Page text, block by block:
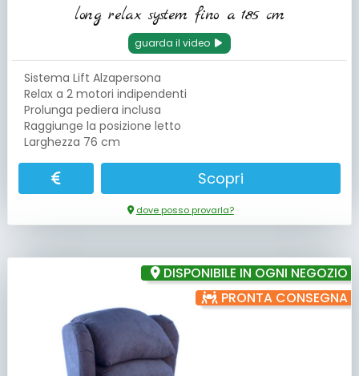
long relax system fino a 185 cm
guarda il video
Sistema Lift Alzapersona
Relax a 2 motori indipendenti
Prolunga pediera inclusa
Raggiunge la posizione letto
Larghezza 76 cm
Scopri
dove posso provarla?
DISPONIBILE IN OGNI NEGOZIO
PRONTA CONSEGNA